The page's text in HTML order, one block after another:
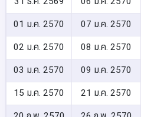
01 ม.ค. 2570 07 ม.ค. 2570
02 ม.ค. 2570 08 ม.ค. 2570
03 ม.ค. 2570 09 ม.ค. 2570
15 ม.ค. 2570 21 ม.ค. 2570